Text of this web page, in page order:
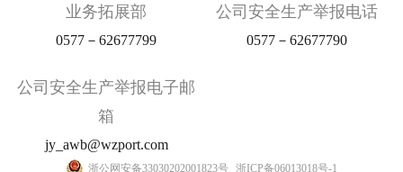
业务拓展部
0577－62677799
公司安全生产举报电话
0577－62677790
公司安全生产举报电子邮
箱
jy_awb@wzport.com
浙公网安备33030202001823号 浙ICP备06013018号-1